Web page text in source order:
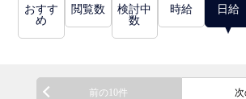
おすす
め
閲覧数
検討中
数
時給 日給
前の10件